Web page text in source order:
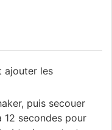
ajouter les
puis secouer
12 secondes pour